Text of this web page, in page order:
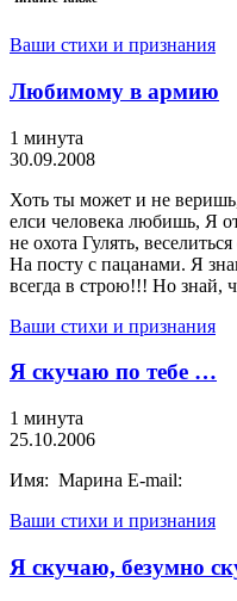
Ваши стихи и признания
Любимому в армию
1 минута
30.09.2008
Хоть ты может и не
елси человека любишь, Я
не охота Гулять,
На посту с пацанами. Я
всегда в строю!!! Но знай,
Ваши стихи и признания
Я скучаю по тебе …
1 минута
25.10.2006
Имя: Марина E-mail:
Ваши стихи и признания
Я скучаю, безумно